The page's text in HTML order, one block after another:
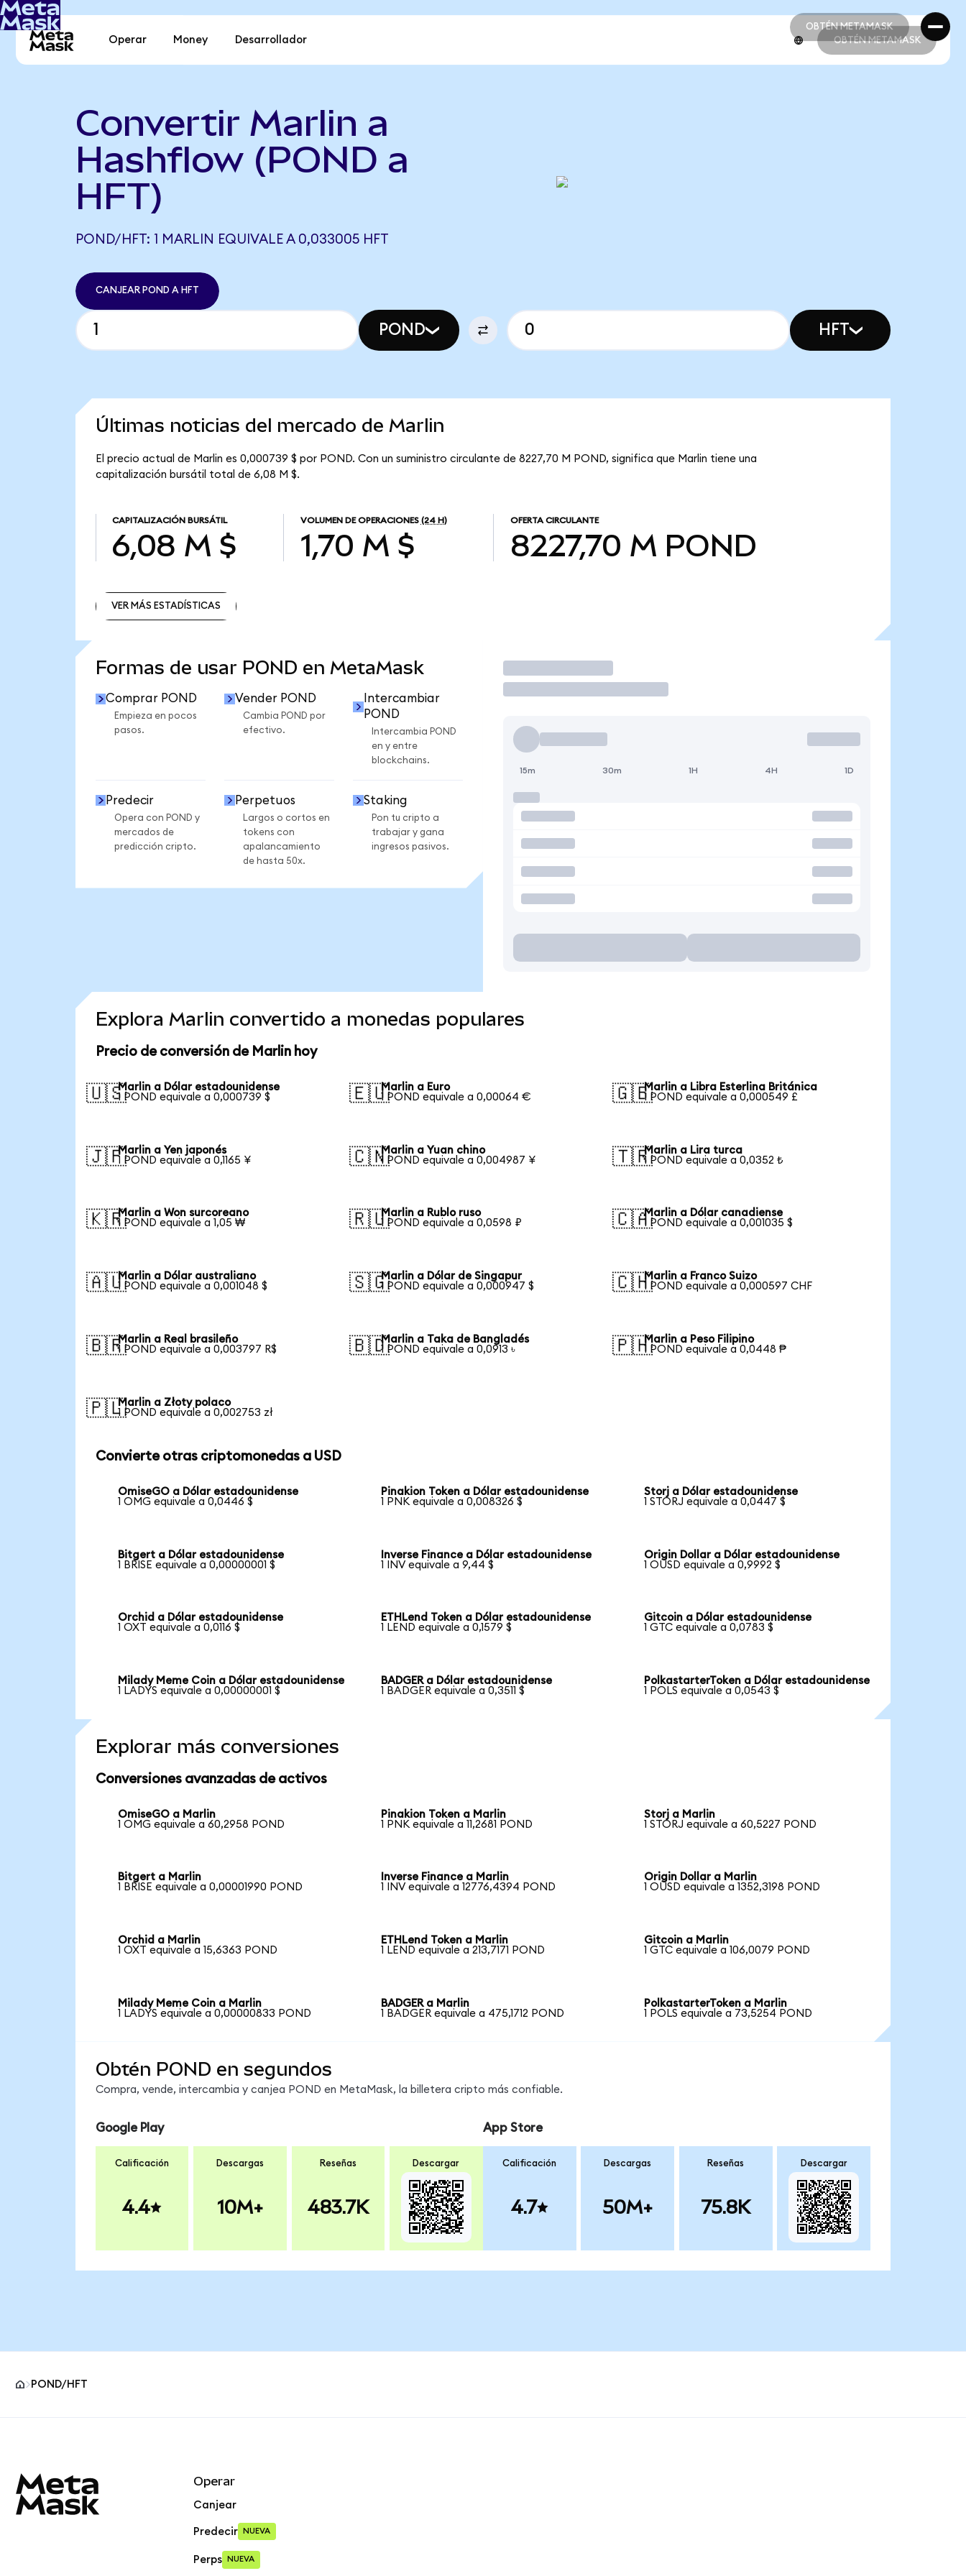
OBTÉN METAMASK
OBTÉN METAMASK
Operar Money Desarrollador OBTÉN METAMASK
Convertir Marlin a
Hashflow (POND a
HFT)
POND/HFT: 1 MARLIN EQUIVALE A 0,033005 HFT
CANJEAR POND A HFT
POND HFT
Últimas noticias del mercado de Marlin
El precio actual de Marlin es 0,000739 $ por POND. Con un suministro circulante de 8227,70 M POND, significa que Marlin tiene una
capitalización bursátil total de 6,08 M $.
CAPITALIZACIÓN BURSÁTIL
6,08 M $
VOLUMEN DE OPERACIONES (24 H)
1,70 M $
OFERTA CIRCULANTE
8227,70 M POND
VER MÁS ESTADÍSTICAS
Formas de usar POND en MetaMask
Comprar POND
Empieza en pocos
pasos.
Vender POND
Cambia POND por
efectivo.
Intercambiar
POND
Intercambia POND
en y entre
blockchains.
Predecir
Opera con POND y
mercados de
predicción cripto.
Perpetuos
Largos o cortos en
tokens con
apalancamiento
de hasta 50x.
Staking
Pon tu cripto a
trabajar y gana
ingresos pasivos.
Operar
15m 30m 1H 4H 1D
Explora Marlin convertido a monedas populares
Precio de conversión de Marlin hoy
🇺🇸Marlin a Dólar estadounidense
1 POND equivale a 0,000739 $
🇪🇺Marlin a Euro
1 POND equivale a 0,00064 €
🇬🇧Marlin a Libra Esterlina Británica
1 POND equivale a 0,000549 £
🇯🇵Marlin a Yen japonés
1 POND equivale a 0,1165 ¥
🇨🇳Marlin a Yuan chino
1 POND equivale a 0,004987 ¥
🇹🇷Marlin a Lira turca
1 POND equivale a 0,0352 ₺
🇰🇷Marlin a Won surcoreano
1 POND equivale a 1,05 ₩
🇷🇺Marlin a Rublo ruso
1 POND equivale a 0,0598 ₽
🇨🇦Marlin a Dólar canadiense
1 POND equivale a 0,001035 $
🇦🇺Marlin a Dólar australiano
1 POND equivale a 0,001048 $
🇸🇬Marlin a Dólar de Singapur
1 POND equivale a 0,000947 $
🇨🇭Marlin a Franco Suizo
1 POND equivale a 0,000597 CHF
🇧🇷Marlin a Real brasileño
1 POND equivale a 0,003797 R$
🇧🇩Marlin a Taka de Bangladés
1 POND equivale a 0,0913 ৳
🇵🇭Marlin a Peso Filipino
1 POND equivale a 0,0448 ₱
🇵🇱Marlin a Złoty polaco
1 POND equivale a 0,002753 zł
Convierte otras criptomonedas a USD
OmiseGO a Dólar estadounidense
1 OMG equivale a 0,0446 $
Pinakion Token a Dólar estadounidense
1 PNK equivale a 0,008326 $
Storj a Dólar estadounidense
1 STORJ equivale a 0,0447 $
Bitgert a Dólar estadounidense
1 BRISE equivale a 0,00000001 $
Inverse Finance a Dólar estadounidense
1 INV equivale a 9,44 $
Origin Dollar a Dólar estadounidense
1 OUSD equivale a 0,9992 $
Orchid a Dólar estadounidense
1 OXT equivale a 0,0116 $
ETHLend Token a Dólar estadounidense
1 LEND equivale a 0,1579 $
Gitcoin a Dólar estadounidense
1 GTC equivale a 0,0783 $
Milady Meme Coin a Dólar estadounidense
1 LADYS equivale a 0,00000001 $
BADGER a Dólar estadounidense
1 BADGER equivale a 0,3511 $
PolkastarterToken a Dólar estadounidense
1 POLS equivale a 0,0543 $
Explorar más conversiones
Conversiones avanzadas de activos
OmiseGO a Marlin
1 OMG equivale a 60,2958 POND
Pinakion Token a Marlin
1 PNK equivale a 11,2681 POND
Storj a Marlin
1 STORJ equivale a 60,5227 POND
Bitgert a Marlin
1 BRISE equivale a 0,00001990 POND
Inverse Finance a Marlin
1 INV equivale a 12776,4394 POND
Origin Dollar a Marlin
1 OUSD equivale a 1352,3198 POND
Orchid a Marlin
1 OXT equivale a 15,6363 POND
ETHLend Token a Marlin
1 LEND equivale a 213,7171 POND
Gitcoin a Marlin
1 GTC equivale a 106,0079 POND
Milady Meme Coin a Marlin
1 LADYS equivale a 0,00000833 POND
BADGER a Marlin
1 BADGER equivale a 475,1712 POND
PolkastarterToken a Marlin
1 POLS equivale a 73,5254 POND
Obtén POND en segundos
Compra, vende, intercambia y canjea POND en MetaMask, la billetera cripto más confiable.
Google Play
Calificación
4.4
Descargas
10M+
Reseñas
483.7K
Descargar
App Store
Calificación
4.7
Descargas
50M+
Reseñas
75.8K
Descargar
POND/HFT
Operar
Canjear
Predecir NUEVA
Perps NUEVA